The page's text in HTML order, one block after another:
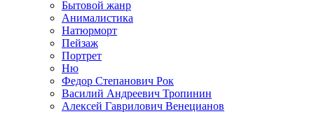
Бытовой жанр
Анималистика
Натюрморт
Пейзаж
Портрет
Ню
Федор Степанович Рок
Василий Андреевич Тропинин
Алексей Гаврилович Венецианов